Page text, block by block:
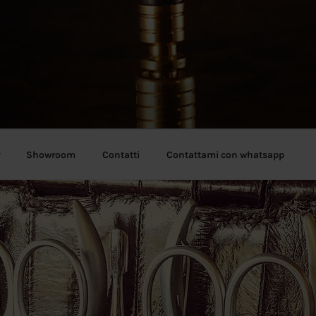
Showroom Contatti Contattami con whatsapp